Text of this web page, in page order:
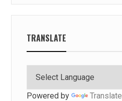
TRANSLATE
Powered by Translate